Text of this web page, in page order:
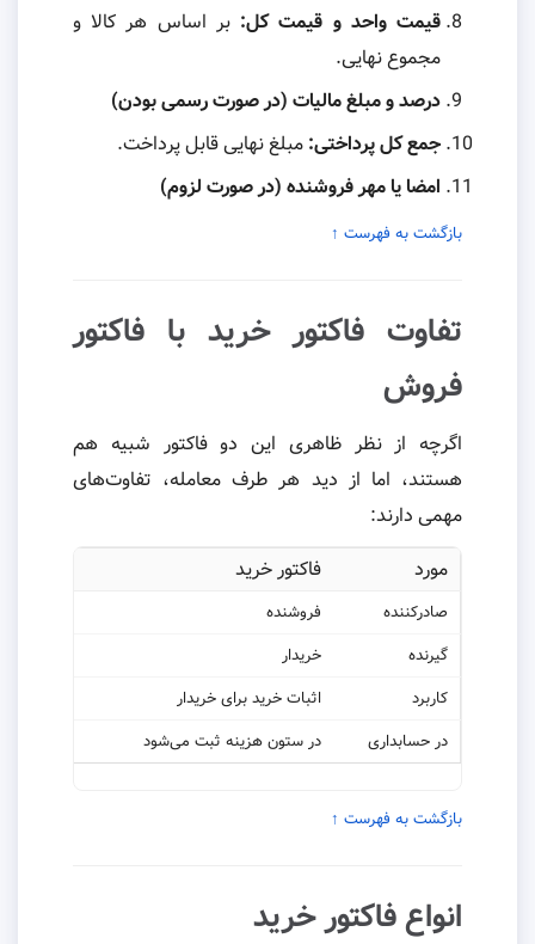
قیمت واحد و قیمت کل: بر اساس هر کالا و
مجموع نهایی.
درصد و مبلغ مالیات (در صورت رسمی بودن)
جمع کل پرداختی: مبلغ نهایی قابل پرداخت.
امضا یا مهر فروشنده (در صورت لزوم)
بازگشت به فهرست ↑
تفاوت فاکتور خرید با فاکتور
فروش
اگرچه از نظر ظاهری این دو فاکتور شبیه هم
هستند، اما از دید هر طرف معامله، تفاوت‌های
مهمی دارند:
مورد
فاکتور خرید
صادرکننده فروشنده
گیرنده
خریدار
کاربرد
اثبات خرید برای خریدار
در حسابداری
در ستون هزینه ثبت می‌شود
بازگشت به فهرست ↑
انواع فاکتور خرید